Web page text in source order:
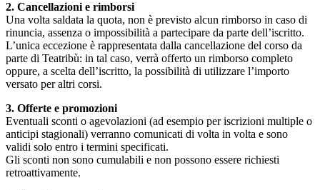
2. Cancellazioni e rimborsi
Una volta saldata la quota, non è previsto alcun rimborso in caso di
rinuncia, assenza o impossibilità a partecipare da parte dell’iscritto.
L’unica eccezione è rappresentata dalla cancellazione del corso da
parte di Teatribù: in tal caso, verrà offerto un rimborso completo
oppure, a scelta dell’iscritto, la possibilità di utilizzare l’importo
versato per altri corsi.
3. Offerte e promozioni
Eventuali sconti o agevolazioni (ad esempio per iscrizioni multiple o
anticipi stagionali) verranno comunicati di volta in volta e sono
validi solo entro i termini specificati.
Gli sconti non sono cumulabili e non possono essere richiesti
retroattivamente.